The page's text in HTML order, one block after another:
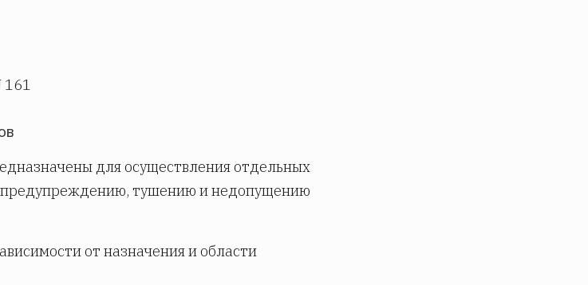
161
для осуществления отдельных
предупреждению, тушению и недопущению
от назначения и области